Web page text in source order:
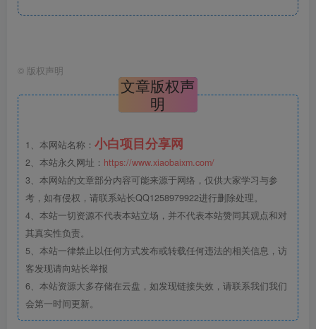
© 版权声明
文章版权声
明
1、本网站名称： 小白项目分享网
2、本站永久网址： https://www.xiaobaixm.com/
3、本网站的文章部分内容可能来源于网络，仅供大家学习与参
考，如有侵权，请联系站长QQ1258979922进行删除处理。
4、本站一切资源不代表本站立场，并不代表本站赞同其观点和对
其真实性负责。
5、本站一律禁止以任何方式发布或转载任何违法的相关信息，访
客发现请向站长举报
6、本站资源大多存储在云盘，如发现链接失效，请联系我们我们
会第一时间更新。